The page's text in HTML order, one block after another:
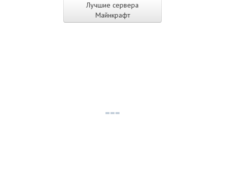
Лучшие сервера
Майнкрафт